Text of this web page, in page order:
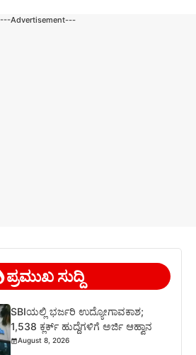
---Advertisement---
ಪ್ರಮುಖ ಸುದ್ದಿ
SBIಯಲ್ಲಿ ಭರ್ಜರಿ ಉದ್ಯೋಗಾವಕಾಶ;
1,538 ಕ್ಲರ್ಕ್ ಹುದ್ದೆಗಳಿಗೆ ಅರ್ಜಿ ಆಹ್ವಾನ
August 8, 2026